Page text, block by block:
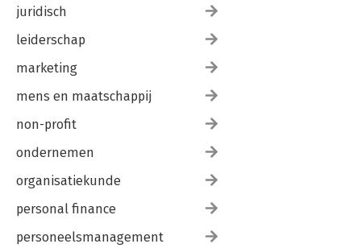
juridisch
leiderschap
marketing
mens en maatschappij
non-profit
ondernemen
organisatiekunde
personal finance
personeelsmanagement